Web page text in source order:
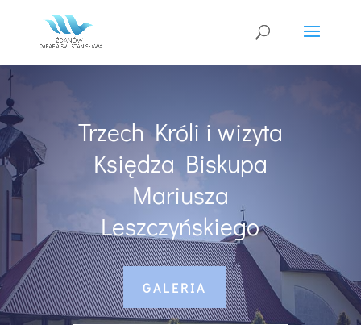
Trzech Króli i wizyta
Księdza Biskupa
Mariusza
Leszczyńskiego
GALERIA